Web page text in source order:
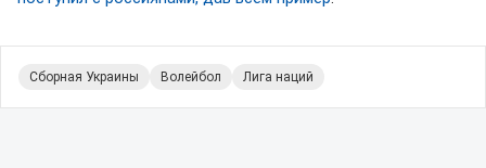
Сборная Украины Волейбол Лига наций